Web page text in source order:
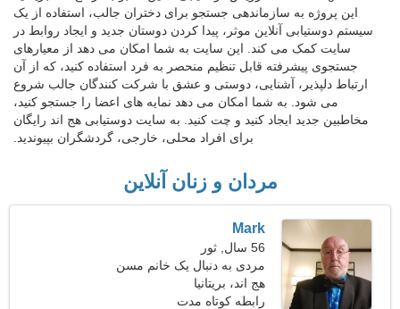
این پروژه به سازماندهی جستجو برای دختران جالب، استفاده از یک
سیستم دوستیابی آنلاین موثر، پیدا کردن دوستان جدید و ایجاد روابط در
سایت کمک می کند. این سایت به شما امکان می دهد از معیارهای
جستجوی پیشرفته قابل تنظیم منحصر به فرد استفاده کنید، که از آن
ارتباط دلپذیر، آشنایی، دوستی و عشق با شرکت کنندگان جالب شروع
می شود. به شما امکان می دهد نمایه های اعضا را جستجو کنید،
مخاطبین جدید ایجاد کنید و چت کنید. به سایت دوستیابی هج اند رایگان
برای افراد محلی، خارجی، گردشگران بپیوندید.
مردان و زنان آنلاین
Mark
56 سال, ثور
مردی به دنبال یک خانم مسن
هج اند، بریتانیا
رابطه کوتاه مدت